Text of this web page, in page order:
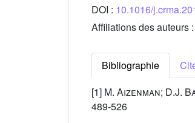
DOI : 10.1016/
Affiliations des auteurs :
Bibliographie
[1] M. Aizenman; D.J.
489-526